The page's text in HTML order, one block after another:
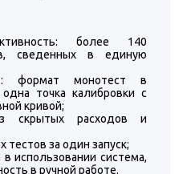
более 140
сведенных в единую
формат монотест в
точка калибровки с
кривой;
скрытых расходов и
тестов за один запуск;
в использовании система,
в ручной работе.